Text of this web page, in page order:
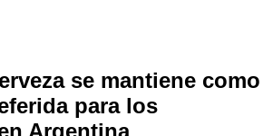
se mantiene como
para los
Argentina